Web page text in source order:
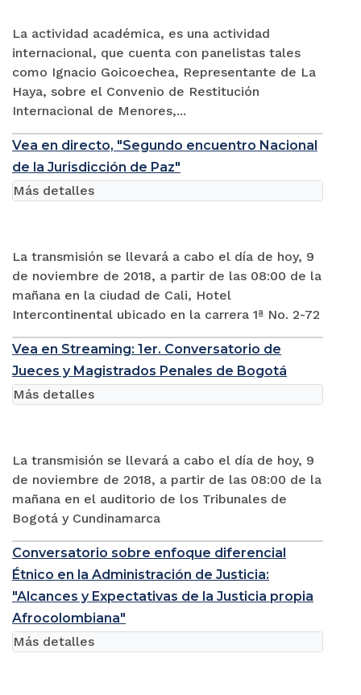
La actividad académica, es una actividad
internacional, que cuenta con panelistas tales
como Ignacio Goicoechea, Representante de La
Haya, sobre el Convenio de Restitución
Internacional de Menores,...
Vea en directo, "Segundo encuentro Nacional
de la Jurisdicción de Paz"
La transmisión se llevará a cabo el día de hoy, 9
de noviembre de 2018, a partir de las 08:00 de la
mañana en la ciudad de Cali, Hotel
Intercontinental ubicado en la carrera 1ª No. 2-72
Más detalles
Vea en Streaming: 1er. Conversatorio de
Jueces y Magistrados Penales de Bogotá
La transmisión se llevará a cabo el día de hoy, 9
de noviembre de 2018, a partir de las 08:00 de la
mañana en el auditorio de los Tribunales de
Bogotá y Cundinamarca
Más detalles
Conversatorio sobre enfoque diferencial
Étnico en la Administración de Justicia:
"Alcances y Expectativas de la Justicia propia
Afrocolombiana"
Más detalles